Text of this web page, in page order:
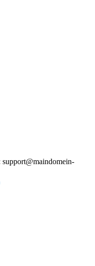
support@maindomein-